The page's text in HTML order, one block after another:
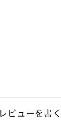
レビューを書く